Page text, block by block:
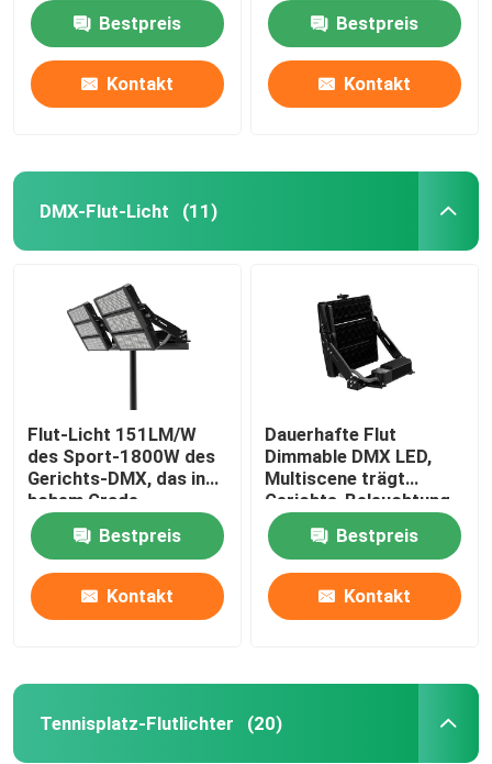
Bestpreis
Kontakt
Bestpreis
Kontakt
DMX-Flut-Licht (11)
Flut-Licht 151LM/W
des Sport-1800W des
Gerichts-DMX, das in
hohem Grade
leistungsfähiges
verdunkeltBestpreis
Kontakt
Dauerhafte Flut
Dimmable DMX LED,
Multiscene trägt
Gerichts-Beleuchtung
zur Schau
Bestpreis
Kontakt
Tennisplatz-Flutlichter (20)